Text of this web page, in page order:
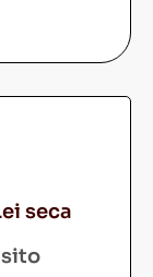
seca